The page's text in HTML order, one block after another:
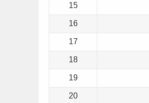
15
16
17
18
19
20